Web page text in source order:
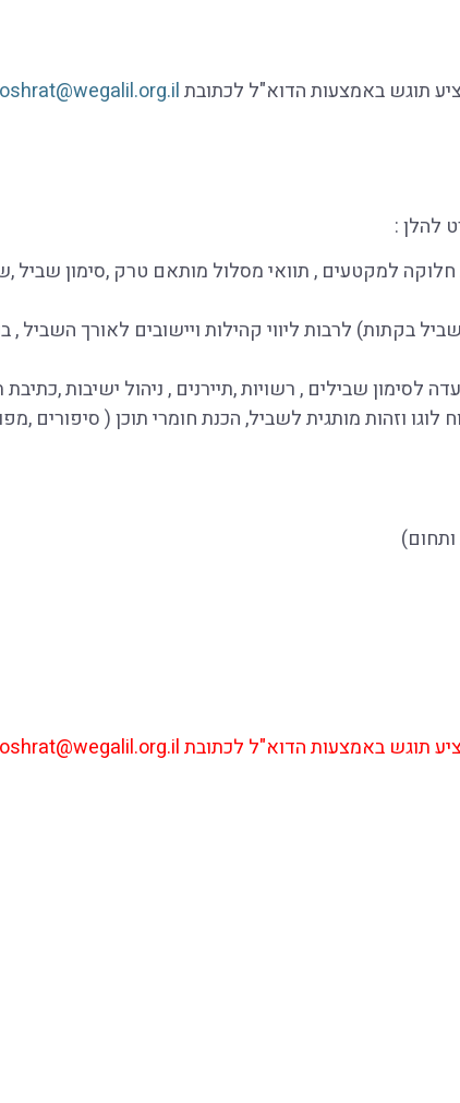
תוגש באמצעות הדוא"ל לכתובתoshrat@wegalil.org.il
להלן :
למקטעים , תוואי מסלול מותאם טרק ,סימון שביל
בקתות) לרבות ליווי קהילות ויישובים לאורך השביל ,
לסימון שבילים , רשויות ,תיירנים , ניהול ישיבות ,כתיבת
וזהות מותגית לשביל, הכנת חומרי תוכן ( סיפורים
תוגש באמצעות הדוא"ל לכתובתoshrat@wegalil.org.il